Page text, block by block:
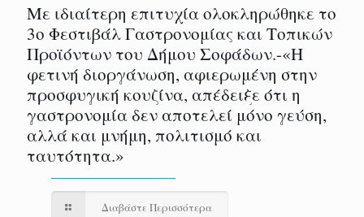
Με ιδιαίτερη επιτυχία ολοκληρώθηκε το
3ο Φεστιβάλ Γαστρονομίας και Τοπικών
Προϊόντων του Δήμου Σοφάδων.-«Η
φετινή διοργάνωση, αφιερωμένη στην
προσφυγική κουζίνα, απέδειξε ότι η
γαστρονομία δεν αποτελεί μόνο γεύση,
αλλά και μνήμη, πολιτισμό και
ταυτότητα.»
Διαβάστε Περισσότερα